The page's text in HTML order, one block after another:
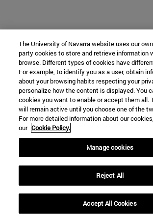
The University of Navarra website uses our
party cookies to store and retrieve information
browse. Different types of cookies have
For example, to identify you as a user, obtain
about your browsing habits respecting your
personalize how the content is displayed. You
cookies you want to enable or accept them all.
will remain active until you choose one of the
For more detailed information about our
our Cookie Policy.
Manage cookies
Reject All
Accept All Cookies